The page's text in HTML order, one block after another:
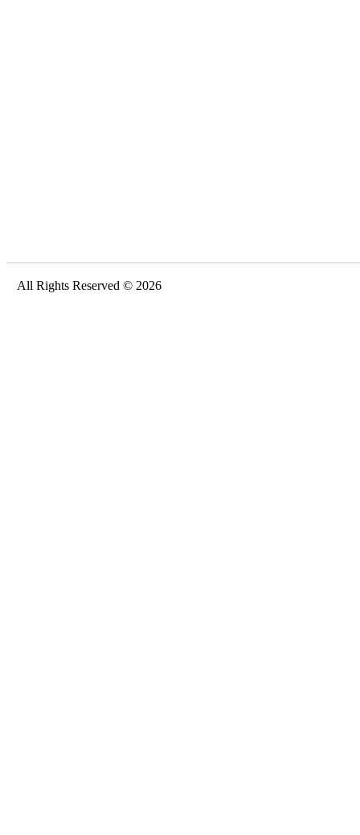
All Rights Reserved © 2026